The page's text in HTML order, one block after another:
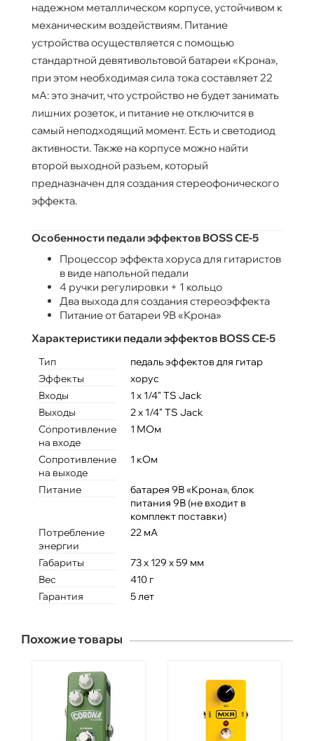
надежном металлическом корпусе, устойчивом к
механическим воздействиям. Питание
устройства осуществляется с помощью
стандартной девятивольтовой батареи «Крона»,
при этом необходимая сила тока составляет 22
мА: это значит, что устройство не будет занимать
лишних розеток, и питание не отключится в
самый неподходящий момент. Есть и светодиод
активности. Также на корпусе можно найти
второй выходной разъем, который
предназначен для создания стереофонического
эффекта.
Особенности педали эффектов BOSS CE-5
Процессор эффекта хоруса для гитаристов
в виде напольной педали
4 ручки регулировки + 1 кольцо
Два выхода для создания стереоэффекта
Питание от батареи 9В «Крона»
Характеристики педали эффектов BOSS CE-5
Тип
педаль эффектов для гитар
Эффекты
хорус
Входы
1 x 1/4" TS Jack
Выходы
2 x 1/4" TS Jack
Сопротивление
на входе
1 МОм
Сопротивление
на выходе
1 кОм
Питание
батарея 9В «Крона», блок
питания 9В (не входит в
комплект поставки)
Потребление
энергии
22 мА
Габариты
73 x 129 x 59 мм
Вес
410 г
Гарантия
5 лет
Похожие товары